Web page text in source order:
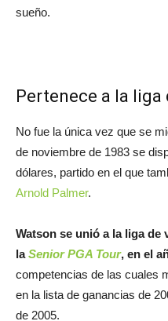
sueño.
Pertenece a la liga
No fue la única vez que se
de noviembre de 1983 se
dólares, partido en el que
Arnold Palmer.
Watson se unió a la liga de
laSenior PGA Tour, en el
competencias de las cuales
en la lista de ganancias de
de 2005.